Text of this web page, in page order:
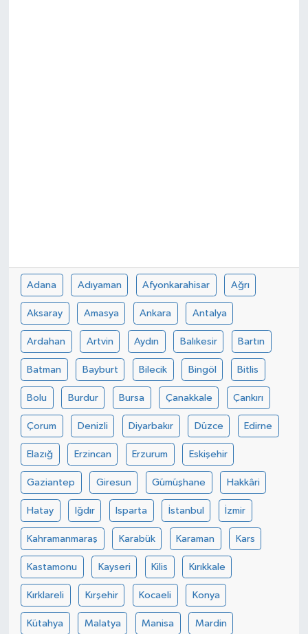
Adana Adıyaman Afyonkarahisar Ağrı
Aksaray Amasya Ankara Antalya
Ardahan Artvin Aydın Balıkesir Bartın
Batman Bayburt Bilecik Bingöl Bitlis
Bolu Burdur Bursa Çanakkale Çankırı
Çorum Denizli Diyarbakır Düzce Edirne
Elazığ Erzincan Erzurum Eskişehir
Gaziantep Giresun Gümüşhane Hakkâri
Hatay Iğdır Isparta İstanbul İzmir
Kahramanmaraş Karabük Karaman Kars
Kastamonu Kayseri Kilis Kırıkkale
Kırklareli Kırşehir Kocaeli Konya
Kütahya Malatya Manisa Mardin